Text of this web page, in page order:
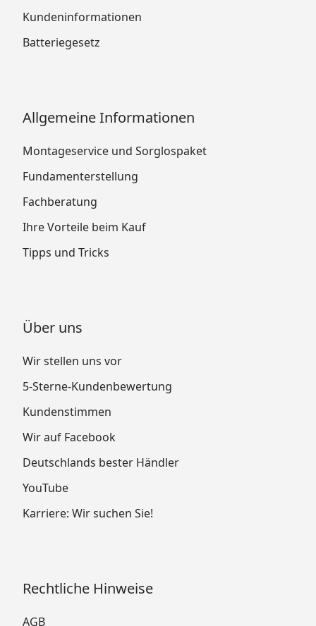
Kundeninformationen
Batteriegesetz
Allgemeine Informationen
Montageservice und Sorglospaket
Fundamenterstellung
Fachberatung
Ihre Vorteile beim Kauf
Tipps und Tricks
Über uns
Wir stellen uns vor
5-Sterne-Kundenbewertung
Kundenstimmen
Wir auf Facebook
Deutschlands bester Händler
YouTube
Karriere: Wir suchen Sie!
Rechtliche Hinweise
AGB